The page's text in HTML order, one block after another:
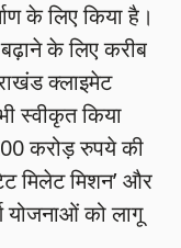
के लिए किया है।
बढ़ाने के लिए करीब
क्लाइमेट
स्वीकृत किया
करोड़ रुपये की
मिलेट मिशन’ और
योजनाओं को लागू